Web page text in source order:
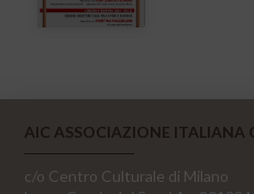
AIC ASSOCIAZIONE ITALIANA
c/o Centro Culturale di Milano